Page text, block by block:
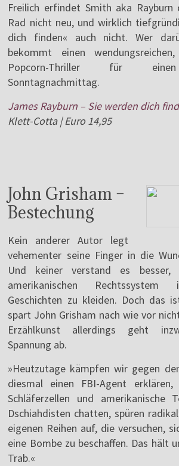
Freilich erfindet Smith aka Rayburn
Rad nicht neu, und wirklich
dich finden« auch nicht. Wer
bekommt einen
Popcorn-Thriller für
Sonntagnachmittag.
James Rayburn – Sie werden dich
Klett-Cotta | Euro 14,95
John Grisham –
Bestechung
Kein anderer Autor legt
vehementer seine Finger in die
Und keiner verstand es
amerikanischen Rechtssystem
Geschichten zu kleiden. Doch das
spart John Grisham nach wie vor
Erzählkunst allerdings geht
Spannung ab.
»Heutzutage kämpfen wir gegen
diesmal einen FBI-Agent erklären,
Schläferzellen und amerikanische
Dschiahdisten chatten, spüren
eigenen Reihen auf, die versuchen,
eine Bombe zu beschaffen. Das hält
Trab.«